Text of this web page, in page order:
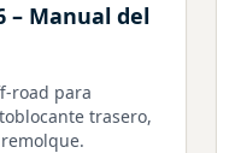
– Manual del
road para
trasero,